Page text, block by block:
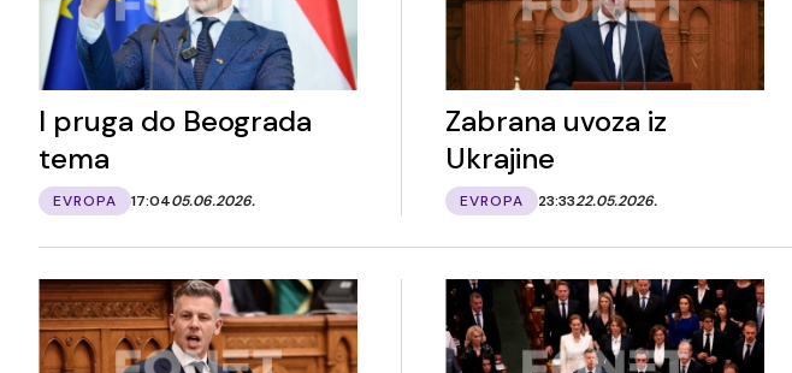
I pruga do Beograda
tema
EVROPA 17:0405.06.2026.
Zabrana uvoza iz
Ukrajine
EVROPA 23:3322.05.2026.